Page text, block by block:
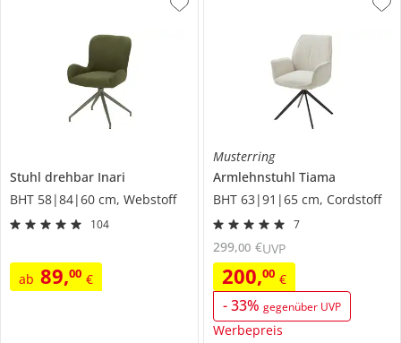
Stuhl drehbar Inari
BHT 58|84|60 cm, Webstoff
104
ab 89,00 €
Musterring
Armlehnstuhl Tiama
BHT 63|91|65 cm, Cordstoff
7
200,00 €
-33% gegenüber UVP
Werbepreis
299,00 €UVP